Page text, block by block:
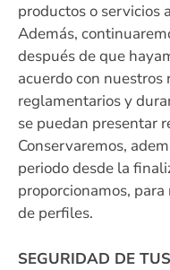
productos o servicios
Además,
después de que
acuerdo con
reglamentarios y
se puedan presentar
Conservaremos,
periodo desde la
proporcionamos,
de perfiles.
SEGURIDAD DE